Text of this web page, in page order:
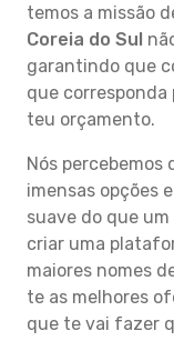
temos a missão
Coreia do Sul
garantindo que
que
teu orçamento.
Nós
imensas opções
suave do que
criar uma
maiores nomes
te as melhores
que te vai fazer